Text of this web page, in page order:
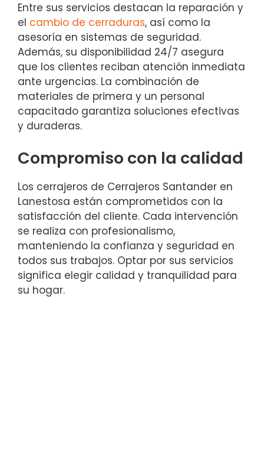
Entre sus servicios destacan la reparación y
el cambio de cerraduras, así como la
asesoría en sistemas de seguridad.
Además, su disponibilidad 24/7 asegura
que los clientes reciban atención inmediata
ante urgencias. La combinación de
materiales de primera y un personal
capacitado garantiza soluciones efectivas
y duraderas.
Compromiso con la calidad
Los cerrajeros de Cerrajeros Santander en
Lanestosa están comprometidos con la
satisfacción del cliente. Cada intervención
se realiza con profesionalismo,
manteniendo la confianza y seguridad en
todos sus trabajos. Optar por sus servicios
significa elegir calidad y tranquilidad para
su hogar.